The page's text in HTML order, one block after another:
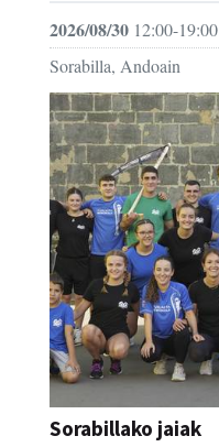
2026/08/30 12:00-19:00
Sorabilla, Andoain
Sorabillako jaiak